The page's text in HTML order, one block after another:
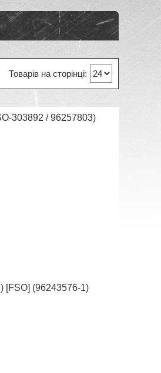
303892 / 96257803)
[FSO] (96243576-1)